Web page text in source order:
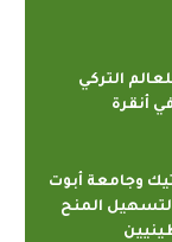
التركي
وجامعة أبوت
لتسهيل المنح